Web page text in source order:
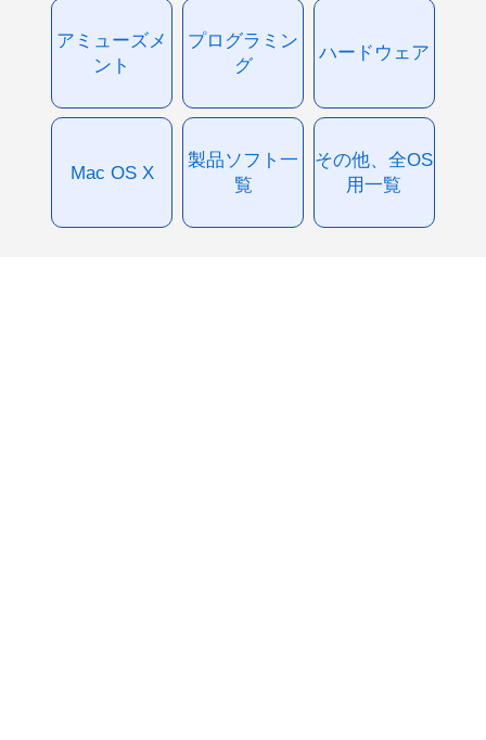
アミューズメ
ント
プログラミン
グ
ハードウェア
Mac OS X
製品ソフト一
覧
その他、全OS
用一覧